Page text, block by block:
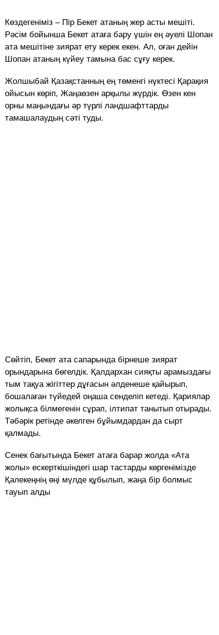
Көздегеніміз – Пір Бекет атаның жер асты мешіті.
Рәсім бойынша Бекет атаға бару үшін ең әуелі Шопан
ата мешітіне зиярат ету керек екен. Ал, оған дейін
Шопан атаның күйеу тамына бас сұғу керек.
Жолшыбай Қазақстанның ең төменгі нүктесі Қарақия
ойысын көріп, Жаңаөзен арқылы жүрдік. Өзен кен
орны маңындағы әр түрлі ландшафттарды
тамашалаудың сәті туды.
Сөйтіп, Бекет ата сапарында бірнеше зиярат
орындарына бөгелдік. Қалдархан сияқты арамыздағы
тым тақуа жігіттер дұғасын әлденеше қайырып,
бошалаған түйедей оңаша сенделіп кетеді. Қариялар
жолықса білмегенін сұрап, ілтипат танытып отырады.
Тәбәрік ретінде әкелген бұйымдардан да сырт
қалмады.
Сенек бағытында Бекет атаға барар жолда «Ата
жолы» ескерткішіндегі шар тастарды көргенімізде
Қалекеңнің өңі мүлде құбылып, жаңа бір болмыс
тауып алды